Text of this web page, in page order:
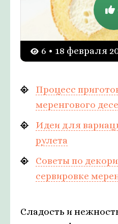
6 • 18 февраля
Процесс
меренгового
Идеи для
рулета
Советы по
сервировке
Сладость и